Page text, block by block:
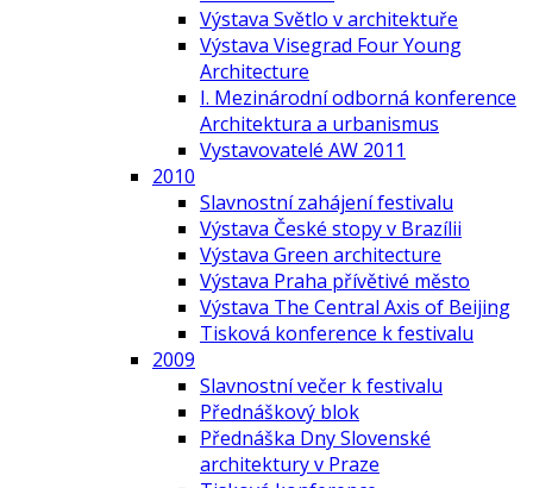
Výstava Světlo v architektuře
Výstava Visegrad Four Young
Architecture
I. Mezinárodní odborná konference
Architektura a urbanismus
Vystavovatelé AW 2011
2010
Slavnostní zahájení festivalu
Výstava České stopy v Brazílii
Výstava Green architecture
Výstava Praha přívětivé město
Výstava The Central Axis of Beijing
Tisková konference k festivalu
2009
Slavnostní večer k festivalu
Přednáškový blok
Přednáška Dny Slovenské
architektury v Praze